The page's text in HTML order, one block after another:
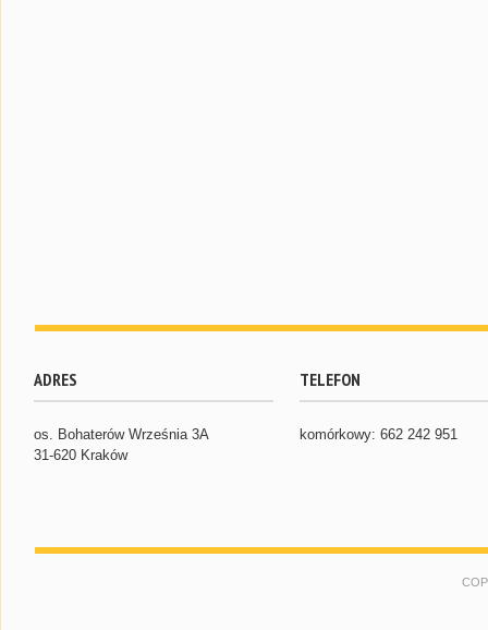
ADRES
os. Bohaterów Września 3A
31-620 Kraków
TELEFON
komórkowy: 662 242 951